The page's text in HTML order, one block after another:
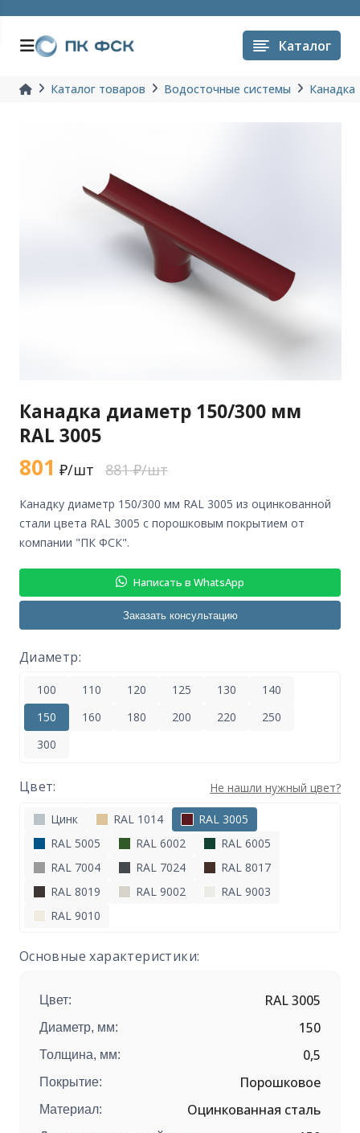
Каталог
Каталог товаров Водосточные системы Канадка
Канадка диаметр 150/300 мм
RAL 3005
801 ₽/шт 881 ₽/шт
канадку диаметр 150/300 мм RAL 3005 из оцинкованной
стали цвета RAL 3005 с порошковым покрытием от
компании "ПК ФСК".
Написать в WhatsApp
Заказать консультацию
Диаметр:
100 110 120 125 130
140
150
160 180 200 220
250
300
Цвет: Не нашли нужный цвет?
Цинк RAL 1014
RAL 3005
RAL 5005
RAL 6002
RAL 6005
RAL 7004
RAL 7024
RAL 8017
RAL 8019
RAL 9002
RAL 9003
RAL 9010
Основные характеристики:
Цвет: RAL 3005
Диаметр, мм: 150
Толщина, мм: 0,5
Покрытие: Порошковое
Материал: Оцинкованная сталь